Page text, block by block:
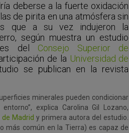
deberse a la fuerte oxidación
de pirita en una atmósfera sin
que a su vez indujeron la
según muestra un estudio
del Consejo Superior de
de la Universidad de
se publican en la revista
minerales pueden condicionar
explica Carolina Gil Lozano,
de Madridy primera autora del estudio.
más común en la Tierra) es capaz de